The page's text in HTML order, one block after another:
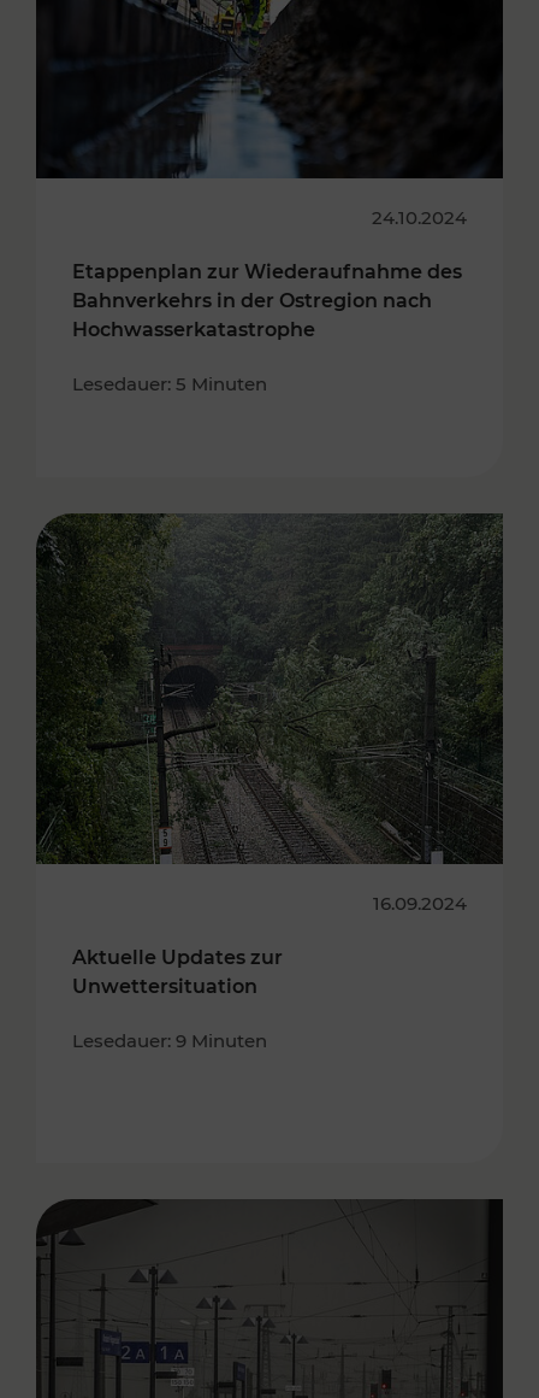
24.10.2024
Etappenplan zur Wiederaufnahme des
Bahnverkehrs in der Ostregion nach
Hochwasserkatastrophe
Lesedauer: 5 Minuten
16.09.2024
Aktuelle Updates zur
Unwettersituation
Lesedauer: 9 Minuten